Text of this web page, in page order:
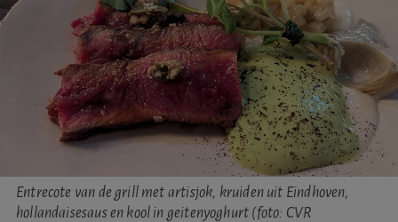
Entrecote van de grill met artisjok, kruiden uit Eindhoven,
hollandaisesaus en kool in geitenyoghurt (foto: CVR